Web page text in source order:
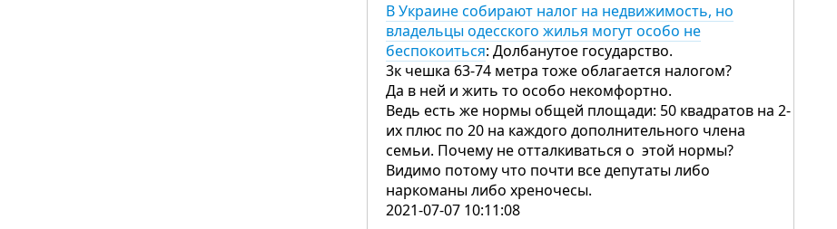
В Украине собирают налог на недвижимость, но
владельцы одесского жилья могут особо не
беспокоиться: Долбанутое государство.
3к чешка 63-74 метра тоже облагается налогом?
Да в ней и жить то особо некомфортно.
Ведь есть же нормы общей площади: 50 квадратов на 2-
их плюс по 20 на каждого дополнительного члена
семьи. Почему не отталкиваться о этой нормы?
Видимо потому что почти все депутаты либо
наркоманы либо хреночесы.
2021-07-07 10:11:08